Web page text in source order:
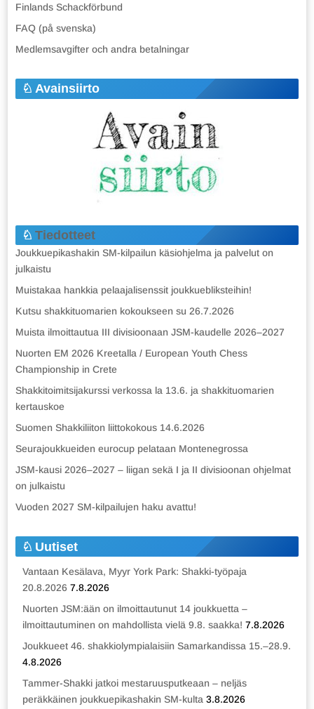
Finlands Schackförbund
FAQ (på svenska)
Medlemsavgifter och andra betalningar
Avainsiirto
Tiedotteet
Joukkuepikashakin SM-kilpailun käsiohjelma ja palvelut on
julkaistu
Muistakaa hankkia pelaajalisenssit joukkuebliksteihin!
Kutsu shakkituomarien kokoukseen su 26.7.2026
Muista ilmoittautua III divisioonaan JSM-kaudelle 2026–2027
Nuorten EM 2026 Kreetalla / European Youth Chess
Championship in Crete
Shakkitoimitsijakurssi verkossa la 13.6. ja shakkituomarien
kertauskoe
Suomen Shakkiliiton liittokokous 14.6.2026
Seurajoukkueiden eurocup pelataan Montenegrossa
JSM-kausi 2026–2027 – liigan sekä I ja II divisioonan ohjelmat
on julkaistu
Vuoden 2027 SM-kilpailujen haku avattu!
Uutiset
Vantaan Kesälava, Myyr York Park: Shakki-työpaja
20.8.2026 7.8.2026
Nuorten JSM:ään on ilmoittautunut 14 joukkuetta –
ilmoittautuminen on mahdollista vielä 9.8. saakka! 7.8.2026
Joukkueet 46. shakkiolympialaisiin Samarkandissa 15.–28.9.
4.8.2026
Tammer-Shakki jatkoi mestaruusputkeaan – neljäs
peräkkäinen joukkuepikashakin SM-kulta 3.8.2026